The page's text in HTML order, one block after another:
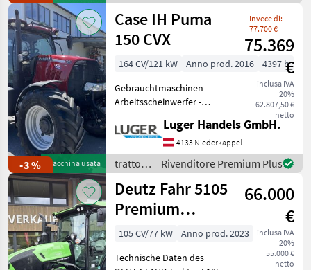
/ Claas
-3 % Macchina usata
Case IH Puma
150 CVX
Invece di:
77.700 €
75.369
€
inclusa IVA
20%
62.807,50 €
netto
164 CV/121 kW Anno prod. 2016
4397 h
Gebrauchtmaschinen -
Arbeitsscheinwerfer -
Druckluftbremse - EHR -
Fronthydraulik -
Frontzapfwelle - gefederte
Vorderachse - Getriebe:
Stufe
Luger Handels GmbH.
4133 Niederkappel
trattori
/ Case
IH
Rivenditore Premium Plus
Deutz Fahr 5105
Premium
(15955)
66.000
€
inclusa IVA
20%
55.000 €
netto
105 CV/77 kW
Anno prod. 2023
Technische Daten des